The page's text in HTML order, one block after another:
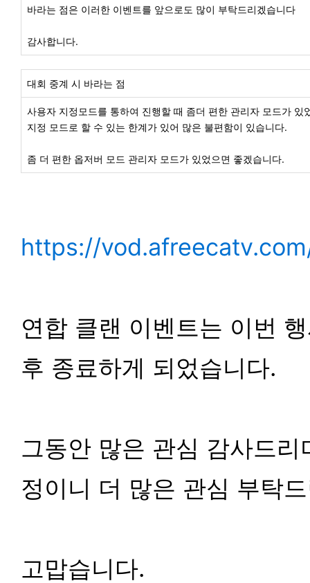
바라는 점은 이러한 이벤트를 앞으로도 많이 부탁드리겠습니다
감사합니다.
대회 중계 시 바라는 점
사용자 지정모드를 통하여 진행할 때 좀더 편한 관리자 모드가 있
지정 모드로 할 수 있는 한계가 있어 많은 불편함이 있습니다.
좀 더 편한 옵저버 모드 관리자 모드가 있었으면 좋겠습니다.
https://
연합 클랜 이벤트는 이번
후 종료하게 되었습니다.
그동안 많은 관심 감사드
정이니 더 많은 관심 부탁
고맙습니다.